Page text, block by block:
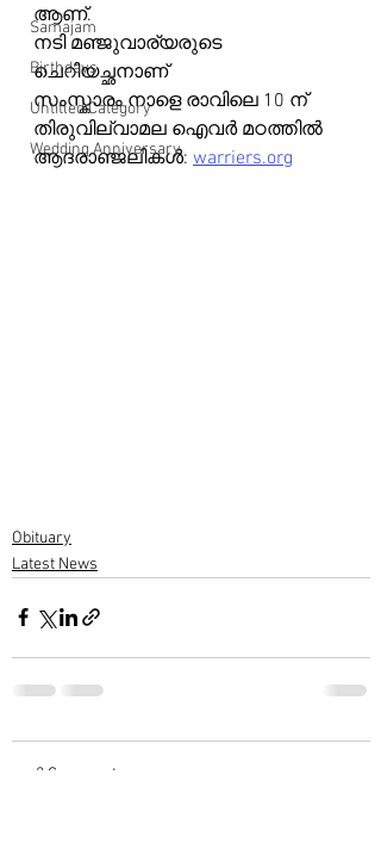
Samajam
Birthdays
Untitled Category
Wedding Anniversary
ആണ്.
നടി മഞ്ജുവാര്യരുടെ
ചെറിയച്ഛനാണ്
സംസ്കാരം നാളെ രാവിലെ 10 ന്
തിരുവില്വാമല ഐവർ മഠത്തിൽ
ആദരാഞ്ജലികൾ: warriers.org
Obituary
Latest News
2 Comments